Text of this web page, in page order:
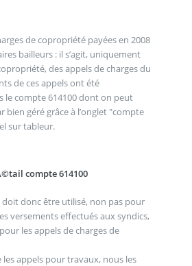
de copropriété payées en 2008
bailleurs : il s’agit, uniquement
des appels de charges du
de ces appels ont été
le compte 614100 dont on peut
bien géré grâce à l’onglet "compte
sur tableur.
compte 614100
doit donc être utilisé, non pas pour
versements effectués aux syndics,
les appels de charges de
les appels pour travaux, nous les